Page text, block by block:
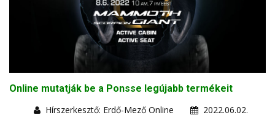
Online mutatják be a Ponsse legújabb termékeit
Hírszerkesztő: Erdő-Mező Online
2022.06.02.